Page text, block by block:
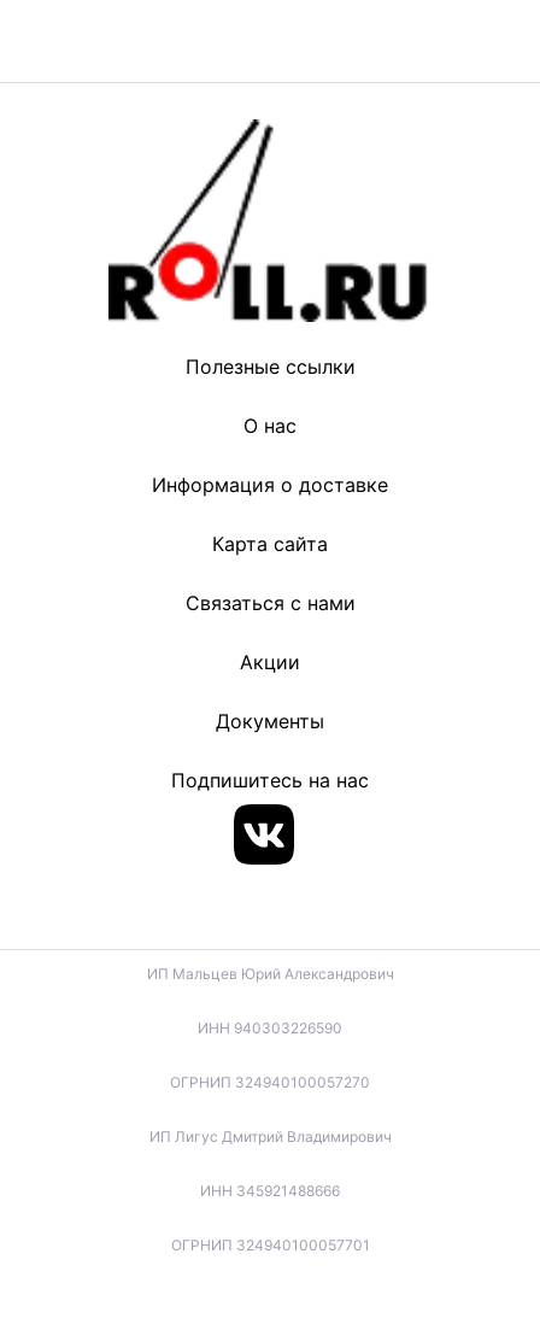
Полезные ссылки
О нас
Информация о доставке
Карта сайта
Связаться с нами
Акции
Документы
Подпишитесь на нас
ИП Мальцев Юрий Александрович
ИНН 940303226590
ОГРНИП 324940100057270
ИП Лигус Дмитрий Владимирович
ИНН 345921488666
ОГРНИП 324940100057701